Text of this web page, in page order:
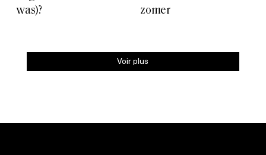
was)?
zomer
Voir plus